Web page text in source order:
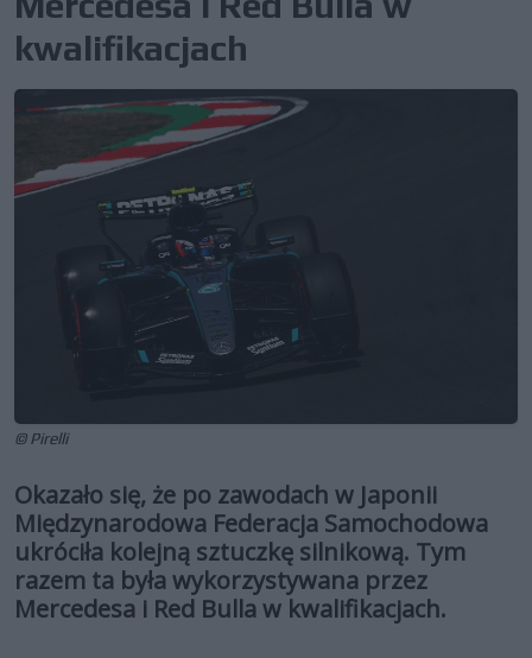
kwalifikacjach
© Pirelli
Okazało się, że po zawodach w Japonii
Międzynarodowa Federacja Samochodowa
ukróciła kolejną sztuczkę silnikową. Tym
razem ta była wykorzystywana przez
Mercedesa i Red Bulla w kwalifikacjach.